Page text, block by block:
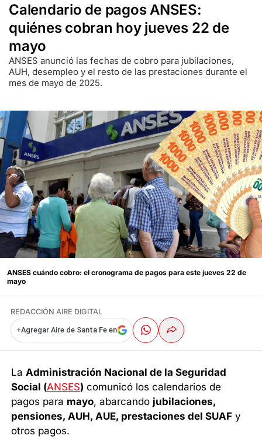
Calendario de pagos ANSES:
quiénes cobran hoy jueves 22 de
mayo
ANSES anunció las fechas de cobro para jubilaciones,
AUH, desempleo y el resto de las prestaciones durante el
mes de mayo de 2025.
ANSES cuándo cobro: el cronograma de pagos para este jueves 22 de
mayo
REDACCIÓN AIRE DIGITAL
+Agregar Aire de Santa Fe en
LaAdministración Nacional de la Seguridad
Social (ANSES) comunicó los calendarios de
pagos para mayo, abarcando jubilaciones,
pensiones, AUH, AUE, prestaciones del SUAF y
otros pagos.